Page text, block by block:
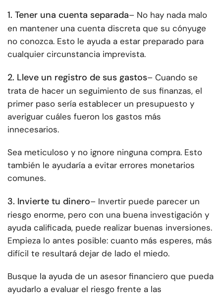
1. Tener una cuenta separada– No hay nada malo
en mantener una cuenta discreta que su cónyuge
no conozca. Esto le ayuda a estar preparado para
cualquier circunstancia imprevista.
2. Lleve un registro de sus gastos– Cuando se
trata de hacer un seguimiento de sus finanzas, el
primer paso sería establecer un presupuesto y
averiguar cuáles fueron los gastos más
innecesarios.
Sea meticuloso y no ignore ninguna compra. Esto
también le ayudaría a evitar errores monetarios
comunes.
3. Invierte tu dinero– Invertir puede parecer un
riesgo enorme, pero con una buena investigación y
ayuda calificada, puede realizar buenas inversiones.
Empieza lo antes posible: cuanto más esperes, más
difícil te resultará dejar de lado el miedo.
Busque la ayuda de un asesor financiero que pueda
ayudarlo a evaluar el riesgo frente a las